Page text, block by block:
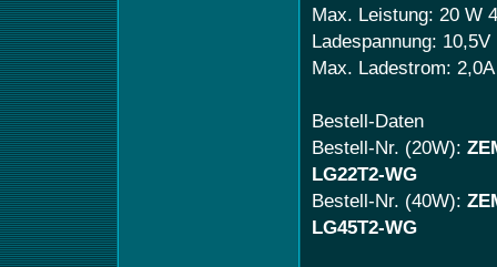
Max. Leistung: 20 W
Ladespannung:
Max. Ladestrom:
Bestell-Daten
Bestell-Nr. (20W):
LG22T2-WG
Bestell-Nr. (40W):
LG45T2-WG